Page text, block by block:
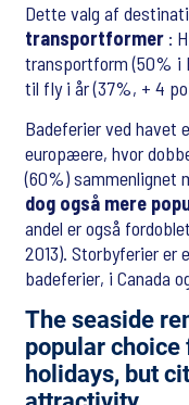
Dette valg af
transportformer :
transportform (50% i
til fly i år (37%, + 4
Badeferier ved havet
europæere, hvor
(60%) sammenlignet
dog også mere
andel er også
2013). Storbyferier er
badeferier, i Canada